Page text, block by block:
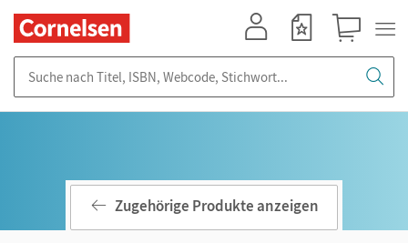
Zugehörige Produkte anzeigen